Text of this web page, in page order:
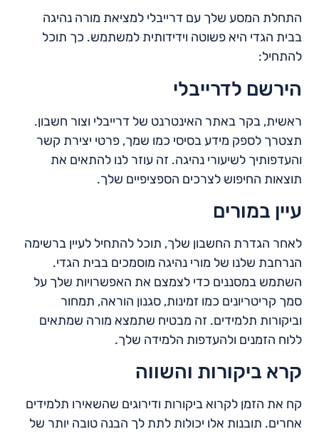
התחלת המסע שלך עם דרייבלי למציאת מורה נהיגה
בבית הגדי היא פשוטה וידידותית למשתמש. כך תוכל
להתחיל:
הירשם לדרייבלי
ראשית, בקר באתר האינטרנט של דרייבלי וצור חשבון.
תצטרך לספק מידע בסיסי כמו שמך, פרטי יצירת קשר
והעדפותיך לשיעורי נהיגה. זה עוזר לנו להתאים את
תוצאות החיפוש לצרכים הספציפיים שלך.
עיין במורים
לאחר הגדרת החשבון שלך, תוכל להתחיל לעיין ברשימה
הנרחבת שלנו של מורי נהיגה מוסמכים בבית הגדי.
השתמש במסננים כדי לצמצם את האפשרויות שלך על
סמך קריטריונים כמו זמינות, סגנון הוראה, תמחור
וביקורות תלמידים. זה מבטיח שתמצא מורה שמתאים
ללוח הזמנים ולהעדפות הלמידה שלך.
קרא ביקורות והשווה
קח את הזמן לקרוא ביקורות ודירוגים שהשאירו תלמידים
אחרים. תובנות אלו יכולות לתת לך הבנה טובה יותר של